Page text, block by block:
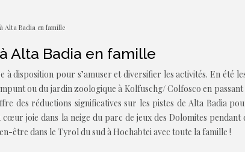
Alta Badia en famille
Alta Badia en famille
à disposition pour s’amuser et diversifier les activités. En
ou du jardin zoologique à Kolfuschg/ Colfosco en
des réductions significatives sur les pistes de Alta Badia
joie dans la neige du parc de jeux des Dolomites
être dans le Tyrol du sud à Hochabtei avec toute la famille !